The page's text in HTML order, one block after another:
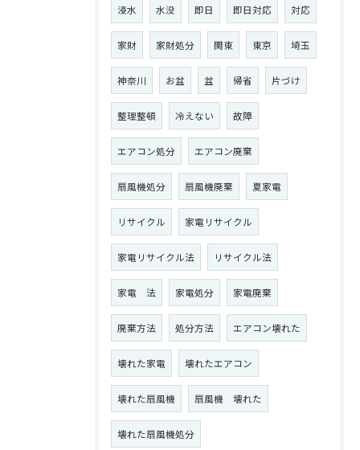
浸水 水没 即日 即日対応 対応
家財 家財処分 関東 東京 埼玉
神奈川 お盆 盆 帰省 片づけ
整理整頓 冷えない 故障
エアコン処分 エアコン廃棄
扇風機処分 扇風機廃棄 夏家電
リサイクル 家電リサイクル
家電リサイクル法 リサイクル法
家電 法 家電処分 家電廃棄
廃棄方法 処分方法 エアコン壊れた
壊れた家電 壊れたエアコン
壊れた扇風機 扇風機 壊れた
壊れた扇風機処分